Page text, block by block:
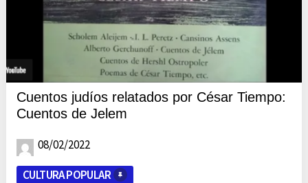
Cuentos judíos relatados por César Tiempo:
Cuentos de Jelem
08/02/2022
CULTURA POPULAR